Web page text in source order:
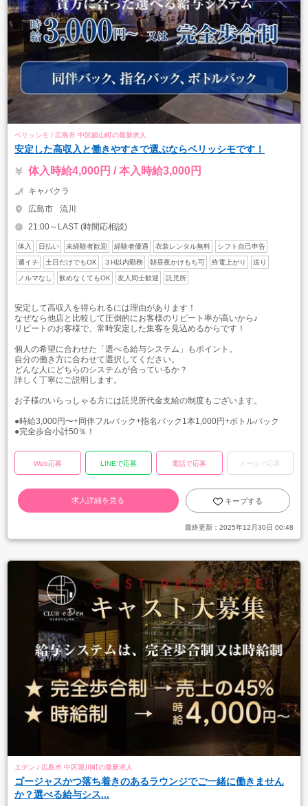
ベリッシモ / 広島市 中区銀山町の最新求人
安定した高収入と働きやすさで選ぶならベリッシモです！
体入時給4,000円 / 本入時給3,000円
キャバクラ
広島市
流川
21:00～LAST (時間応相談)
体入 日払い 未経験者歓迎 経験者優遇 衣装レンタル無料 シフト自己申告
週イチ 土日だけでもOK ３H以内勤務 朝昼夜かけもち可 終電上がり 送り
ノルマなし 飲めなくてもOK 友人同士歓迎 託児所
安定して高収入を得られるには理由があります！
なぜなら他店と比較して圧倒的にお客様のリピート率が高いから♪
リピートのお客様で、常時安定した集客を見込めるからです！
個人の希望に合わせた「選べる給与システム」もポイント。
自分の働き方に合わせて選択してください。
どんな人にどちらのシステムが合っているか？
詳しく丁寧にご説明します。
お子様のいらっしゃる方には託児所代金支給の制度もございます。
●時給3,000円〜+同伴フルバック+指名バック1本1,000円+ボトルバック
●完全歩合小計50％！
Web応募 LINEで応募 電話で応募 メールで応募
求人詳細を見る キープする
最終更新： 2025年12月30日 00:48
エデン / 広島市 中区堀川町の最新求人
ゴージャスかつ落ち着きのあるラウンジでご一緒に働きません
か？選べる給与シス...